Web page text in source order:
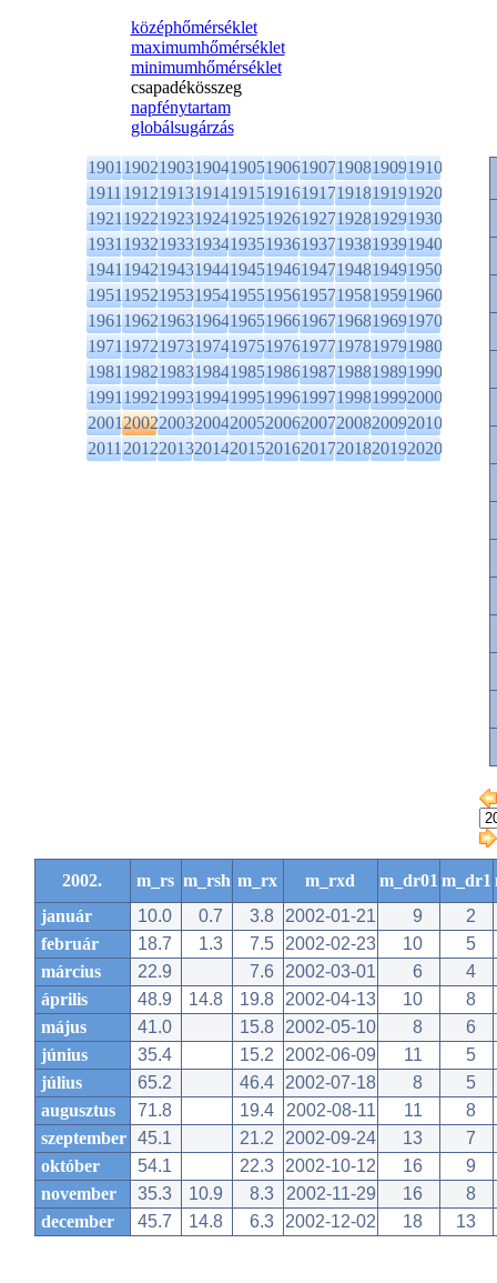
középhőmérséklet
maximumhőmérséklet
minimumhőmérséklet
csapadékösszeg
napfénytartam
globálsugárzás
1901190219031904190519061907190819091910
1911191219131914191519161917191819191920
1921192219231924192519261927192819291930
1931193219331934193519361937193819391940
1941194219431944194519461947194819491950
1951195219531954195519561957195819591960
1961196219631964196519661967196819691970
1971197219731974197519761977197819791980
1981198219831984198519861987198819891990
1991199219931994199519961997199819992000
2001200220032004200520062007200820092010
2011201220132014201520162017201820192020
2002. m_rs m_rsh m_rx m_rxd m_dr01 m_dr1
január
10.0 0.7 3.8 2002-01-21 9
2
február
18.7 1.3 7.5 2002-02-23 10
5
március
22.9 7.6 2002-03-01 6
4
április
48.9 14.8 19.8 2002-04-13 10
8
május
41.0 15.8 2002-05-10 8
6
június
35.4 15.2 2002-06-09 11
5
július
65.2 46.4 2002-07-18 8
5
augusztus
71.8 19.4 2002-08-11 11
8
szeptember
45.1 21.2 2002-09-24 13
7
október
54.1 22.3 2002-10-12 16
9
november
35.3 10.9 8.3 2002-11-29 16
8
december
45.7 14.8 6.3 2002-12-02 18 13